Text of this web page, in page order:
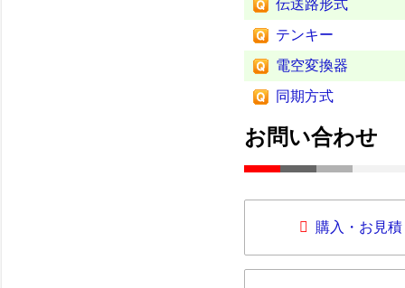
伝送路形式
テンキー
電空変換器
同期方式
お問い合わせ
購入・お見